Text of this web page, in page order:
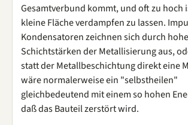
Gesamtverbund kommt, und oft zu hoch
kleine Fläche verdampfen zu lassen.
Kondensatoren zeichnen sich durch hohe
Schichtstärken der Metallisierung aus,
statt der Metallbeschichtung direkt eine
wäre normalerweise ein "selbstheilen"
gleichbedeutend mit einem so hohen
daß das Bauteil zerstört wird.